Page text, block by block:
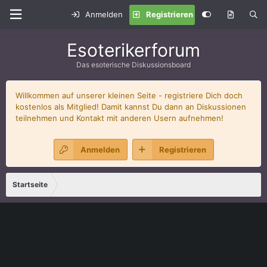
Anmelden Registrieren
Esoterikerforum
Das esoterische Diskussionsboard
Willkommen auf unserer kleinen Seite - registriere Dich doch
kostenlos als Mitglied! Damit kannst Du dann an Diskussionen
teilnehmen und Kontakt mit anderen Usern aufnehmen!
Anmelden Registrieren
Startseite